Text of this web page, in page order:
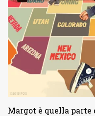
Margot è quella parte